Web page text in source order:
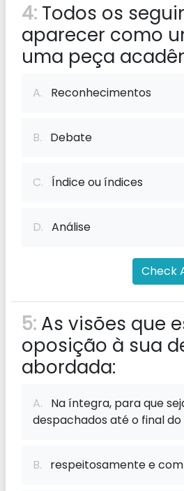
4: Todos os
aparecer como
uma peça
A. Reconhecimentos
B. Debate
C. Índice ou índices
D. Análise
Check
5: As visões que
oposição à sua
abordada:
A. Na íntegra, para que
despachados até o final
B. respeitosamente e